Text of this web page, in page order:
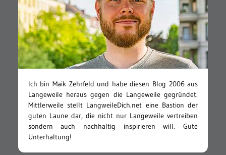
Ich bin Maik Zehrfeld und habe diesen Blog 2006 aus
Langeweile heraus gegen die Langeweile gegründet.
Mittlerweile stellt LangweileDich.net eine Bastion der
guten Laune dar, die nicht nur Langeweile vertreiben
sondern auch nachhaltig inspirieren will. Gute
Unterhaltung!